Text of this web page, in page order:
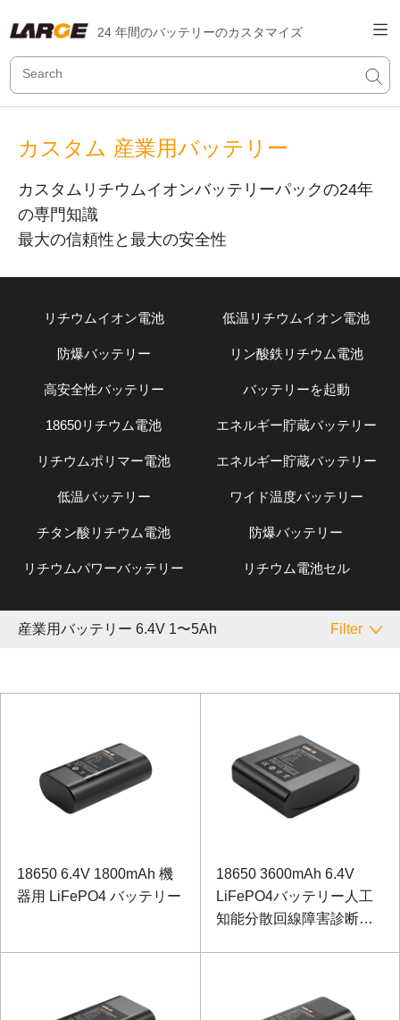
24 年間のバッテリーのカスタマイズ
カスタム 産業用バッテリー
カスタムリチウムイオンバッテリーパックの24年
の専門知識
最大の信頼性と最大の安全性
リチウムイオン電池 低温リチウムイオン電池
防爆バッテリー リン酸鉄リチウム電池
高安全性バッテリー バッテリーを起動
18650リチウム電池 エネルギー貯蔵バッテリー
リチウムポリマー電池 エネルギー貯蔵バッテリー
低温バッテリー ワイド温度バッテリー
チタン酸リチウム電池 防爆バッテリー
リチウムパワーバッテリー リチウム電池セル
産業用バッテリー 6.4V 1〜5Ah Filter
18650 6.4V 1800mAh 機
器用 LiFePO4 バッテリー
18650 3600mAh 6.4V
LiFePO4バッテリー人工
知能分散回線障害診断シ